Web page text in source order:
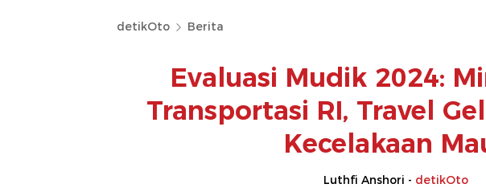
detikOto Berita
Evaluasi Mudik 2024:
Transportasi RI, Travel
Kecelakaan
Luthfi Anshori - detikOto